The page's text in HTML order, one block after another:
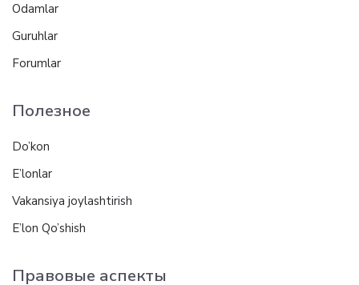
Odamlar
Guruhlar
Forumlar
Полезное
Do’kon
E’lonlar
Vakansiya joylashtirish
E’lon Qo’shish
Правовые аспекты